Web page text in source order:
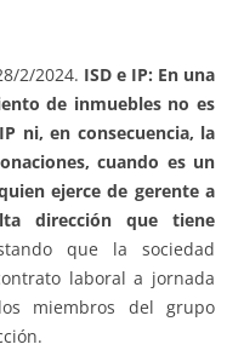
2/2024. ISD e IP: En una
de inmuebles no es
ni, en consecuencia, la
cuando es un
ejerce de gerente a
dirección que tiene
que la sociedad
laboral a jornada
miembros del grupo